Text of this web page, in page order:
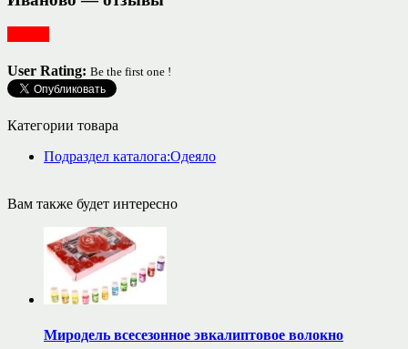
User Rating: Be the first one !
Категории товара
Подраздел каталога:Одеяло
Вам также будет интересно
Миродель всесезонное эвкалиптовое волокно